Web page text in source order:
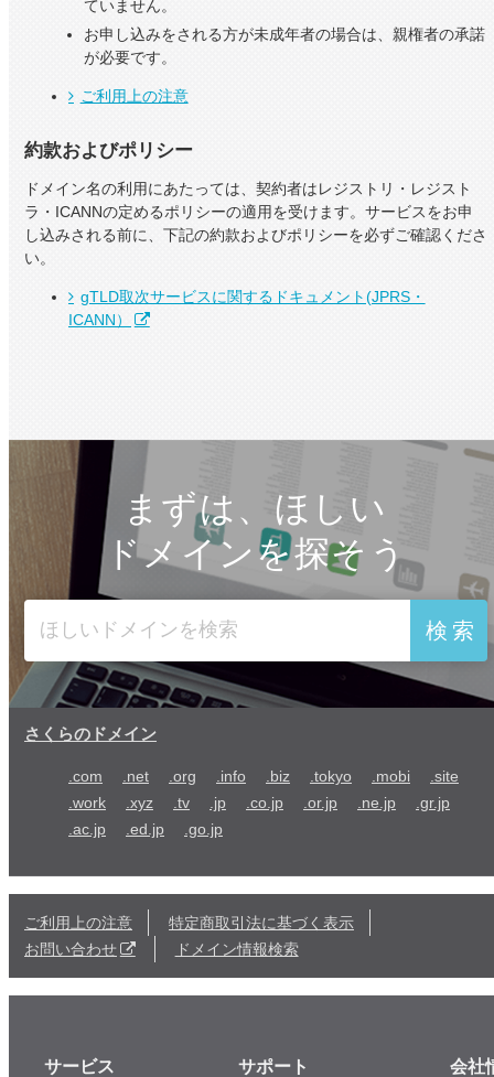
ていません。
お申し込みをされる方が未成年者の場合は、親権者の承諾
が必要です。
ご利用上の注意
約款およびポリシー
ドメイン名の利用にあたっては、契約者はレジストリ・レジスト
ラ・ICANNの定めるポリシーの適用を受けます。サービスをお申
し込みされる前に、下記の約款およびポリシーを必ずご確認くださ
い。
gTLD取次サービスに関するドキュメント(JPRS・
ICANN）
まずは、ほしい
ドメインを探そう
検索
さくらのドメイン
.com .net .org .info .biz .tokyo .mobi
.site
.work
.xyz .tv .jp .co.jp .or.jp .ne.jp
.gr.jp
.ac.jp
.ed.jp .go.jp
ご利用上の注意
特定商取引法に基づく表示
お問い合わせ
ドメイン情報検索
サービス サポート 会社